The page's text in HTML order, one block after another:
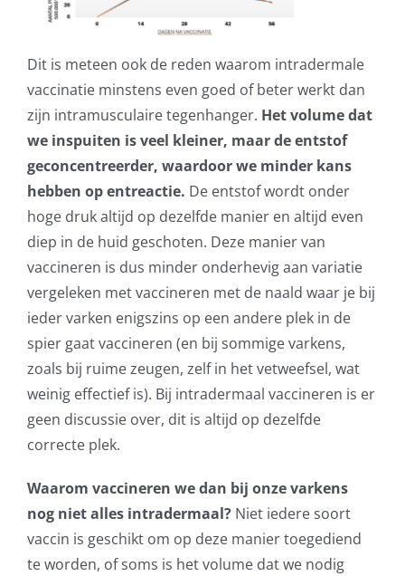
Dit is meteen ook de reden waarom intradermale
vaccinatie minstens even goed of beter werkt dan
zijn intramusculaire tegenhanger. Het volume dat
we inspuiten is veel kleiner, maar de entstof
geconcentreerder, waardoor we minder kans
hebben op entreactie. De entstof wordt onder
hoge druk altijd op dezelfde manier en altijd even
diep in de huid geschoten. Deze manier van
vaccineren is dus minder onderhevig aan variatie
vergeleken met vaccineren met de naald waar je bij
ieder varken enigszins op een andere plek in de
spier gaat vaccineren (en bij sommige varkens,
zoals bij ruime zeugen, zelf in het vetweefsel, wat
weinig effectief is). Bij intradermaal vaccineren is er
geen discussie over, dit is altijd op dezelfde
correcte plek.
Waarom vaccineren we dan bij onze varkens
nog niet alles intradermaal?Niet iedere soort
vaccin is geschikt om op deze manier toegediend
te worden, of soms is het volume dat we nodig